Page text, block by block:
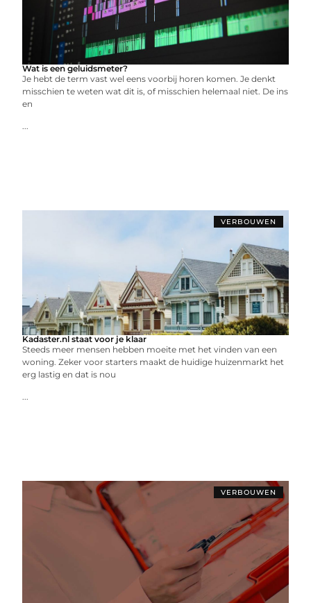
Wat is een geluidsmeter?
Je hebt de term vast wel eens voorbij horen komen. Je denkt
misschien te weten wat dit is, of misschien helemaal niet. De ins
en
...
VERBOUWEN
Kadaster.nl staat voor je klaar
Steeds meer mensen hebben moeite met het vinden van een
woning. Zeker voor starters maakt de huidige huizenmarkt het
erg lastig en dat is nou
...
VERBOUWEN